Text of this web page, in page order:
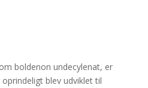
boldenon undecylenat, er
blev udviklet til